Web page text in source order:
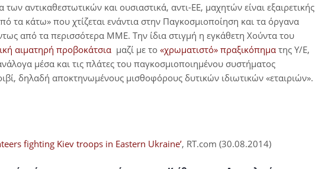
αντικαθεστωτικών και ουσιαστικά, αντι-ΕΕ, μαχητών είναι εξαιρετικής
τα κάτω» που χτίζεται ενάντια στην Παγκοσμιοποίηση και τα όργανα
από τα περισσότερα ΜΜΕ. Την ίδια στιγμή η εγκάθετη Χούντα του
αιματηρή προβοκάτσια μαζί με το «χρωματιστό» πραξικόπημα της Υ/Ε,
μέσα και τις πλάτες του παγκοσμιοποιημένου συστήματος
δηλαδή αποκτηνωμένους μισθοφόρους δυτικών ιδιωτικών «εταιριών».
fighting Kiev troops in Eastern Ukraine’, RT.com (30.08.2014)